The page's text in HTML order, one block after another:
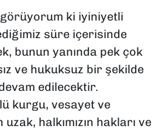
ki iyiniyetli
süre içerisinde
bunun yanında pek çok
ve hukuksuz bir şekilde
edilecektir.
kurgu, vesayet ve
halkımızın hakları ve